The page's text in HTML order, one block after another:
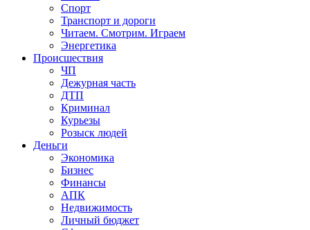
Спорт
Транспорт и дороги
Читаем. Смотрим. Играем
Энергетика
Происшествия
ЧП
Дежурная часть
ДТП
Криминал
Курьезы
Розыск людей
Деньги
Экономика
Бизнес
Финансы
АПК
Недвижимость
Личный бюджет